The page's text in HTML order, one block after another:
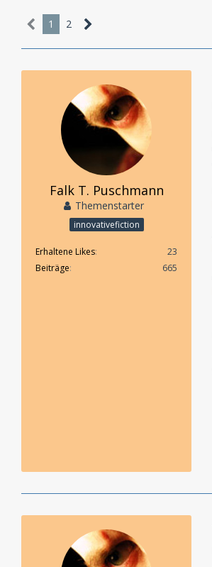
1 2
Falk T. Puschmann
Themenstarter
innovativefiction
Erhaltene Likes
23
Beiträge
665